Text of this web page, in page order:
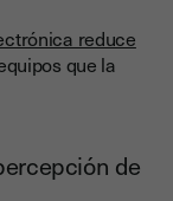
reduce
que la
de